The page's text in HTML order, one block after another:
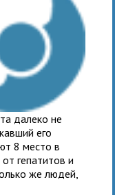
далеко не
его
8 место в
гепатитов и
же людей,